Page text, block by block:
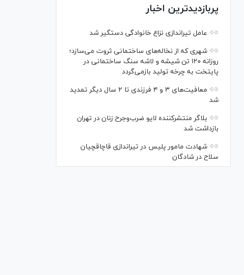
پربازدیدترین اخبار
عامل تیراندازی نزاع خانوادگی دستگیر شد
شهری که از نخاله‌های ساختمانی ثروت می‌سازد؛
روزانه ۱۲۰ تن شیشه و لاشه سنگ ساختمانی در
پایتخت به چرخه تولید بازمی‌گردد
معافیت‌های ۳ و ۴ فرزندی تا ۲ سال دیگر تمدید
شد
بلاگر منتشرکننده لایو ضرب‌وجرح زنان در تهران
بازداشت شد
شهادت مامور پلیس در تیراندازی قاچاقچیان
سلاح در شادگان